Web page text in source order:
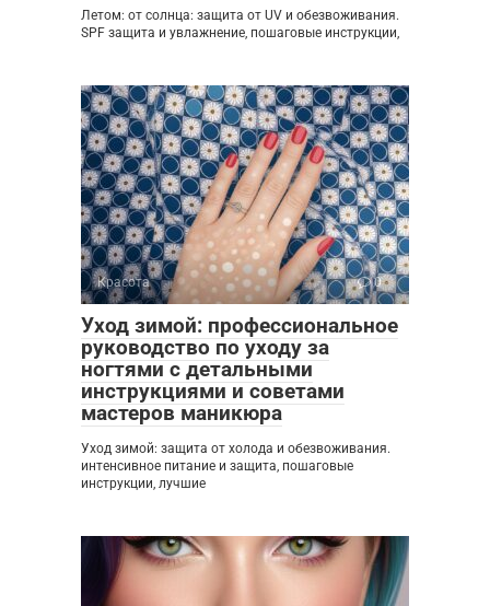
Летом: от солнца: защита от UV и обезвоживания.
SPF защита и увлажнение, пошаговые инструкции,
Красота 0
Уход зимой: профессиональное
руководство по уходу за
ногтями с детальными
инструкциями и советами
мастеров маникюра
Уход зимой: защита от холода и обезвоживания.
интенсивное питание и защита, пошаговые
инструкции, лучшие